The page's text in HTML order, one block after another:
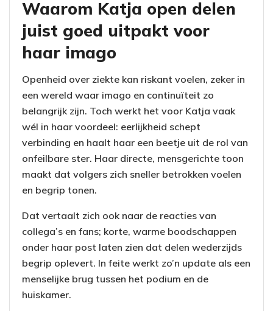
Waarom Katja open delen
juist goed uitpakt voor
haar imago
Openheid over ziekte kan riskant voelen, zeker in
een wereld waar imago en continuïteit zo
belangrijk zijn. Toch werkt het voor Katja vaak
wél in haar voordeel: eerlijkheid schept
verbinding en haalt haar een beetje uit de rol van
onfeilbare ster. Haar directe, mensgerichte toon
maakt dat volgers zich sneller betrokken voelen
en begrip tonen.
Dat vertaalt zich ook naar de reacties van
collega’s en fans; korte, warme boodschappen
onder haar post laten zien dat delen wederzijds
begrip oplevert. In feite werkt zo’n update als een
menselijke brug tussen het podium en de
huiskamer.